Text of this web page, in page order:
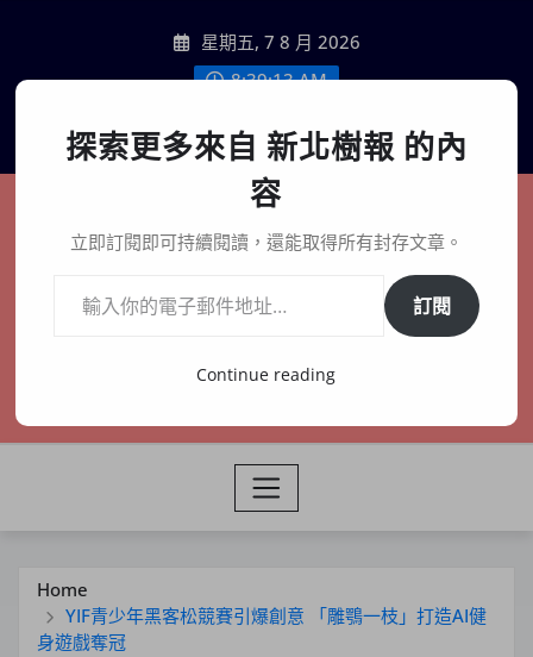
content
星期五, 7 8 月 2026
8:39:14 AM
聯絡我們
新北樹報
在地、記憶、連結、創生
Home
YIF青少年黑客松競賽引爆創意 「雕鶚一枝」打造AI健
身遊戲奪冠
探索更多來自 新北樹報 的內
容
立即訂閱即可持續閱讀，還能取得所有封存文章。
訂閱
Continue reading